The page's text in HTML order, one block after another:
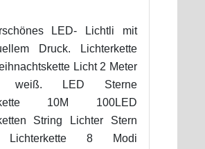
LED- Lichtli mit
Druck. Lichterkette
Licht 2 Meter
weiß. LED Sterne
10M 100LED
String Lichter Stern
Lichterkette 8 Modi